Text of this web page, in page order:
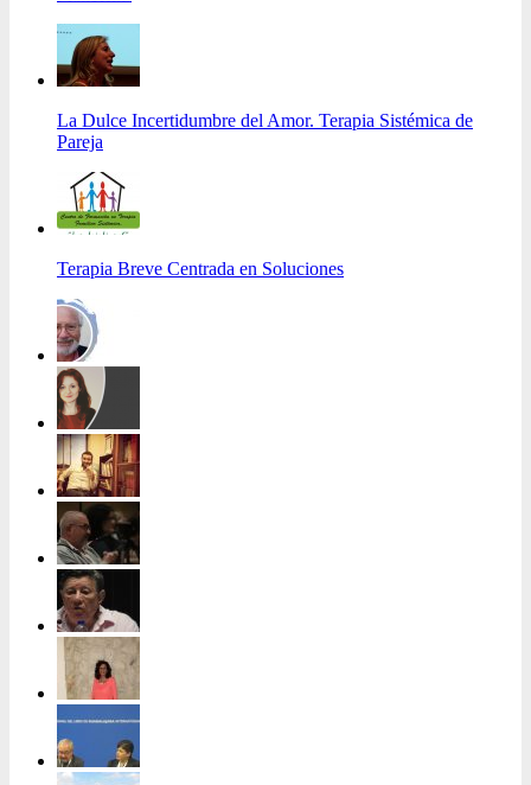
La Dulce Incertidumbre del Amor. Terapia Sistémica de
Pareja
Terapia Breve Centrada en Soluciones